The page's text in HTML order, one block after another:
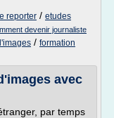
reporter / etudes
devenir journaliste
/ formation
avec
par temps